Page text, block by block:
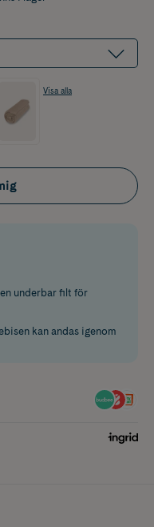
Visa alla
underbar filt för
kan andas igenom